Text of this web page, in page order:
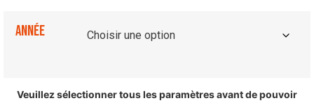
Année
Veuillez sélectionner tous les paramètres avant de pouvoir